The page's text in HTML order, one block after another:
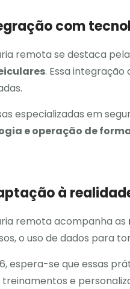
com
remota se destaca
. Essa
especializadas em
e operação de
à
remota acompanha as
o uso de dados para
espera-se que essas
treinamentos e